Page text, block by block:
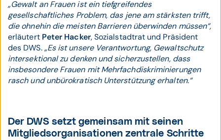
„Gewalt an Frauen ist ein tiefgreifendes
gesellschaftliches Problem, das jene am stärksten trifft,
die ohnehin die meisten Barrieren überwinden müssen“,
erläutertPeter Hacker, Sozialstadtrat und Präsident
des DWS.„Es ist unsere Verantwortung, Gewaltschutz
intersektional zu denken und sicherzustellen, dass
insbesondere Frauen mit Mehrfachdiskriminierungen
rasch und unbürokratisch Unterstützung erhalten.“
Der DWS setzt gemeinsam mit seinen
Mitgliedsorganisationen zentrale Schritte